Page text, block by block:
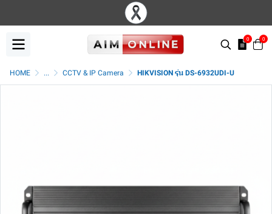
0 0
HOME ... CCTV & IP Camera HIKVISION รุ่น DS-6932UDI-U